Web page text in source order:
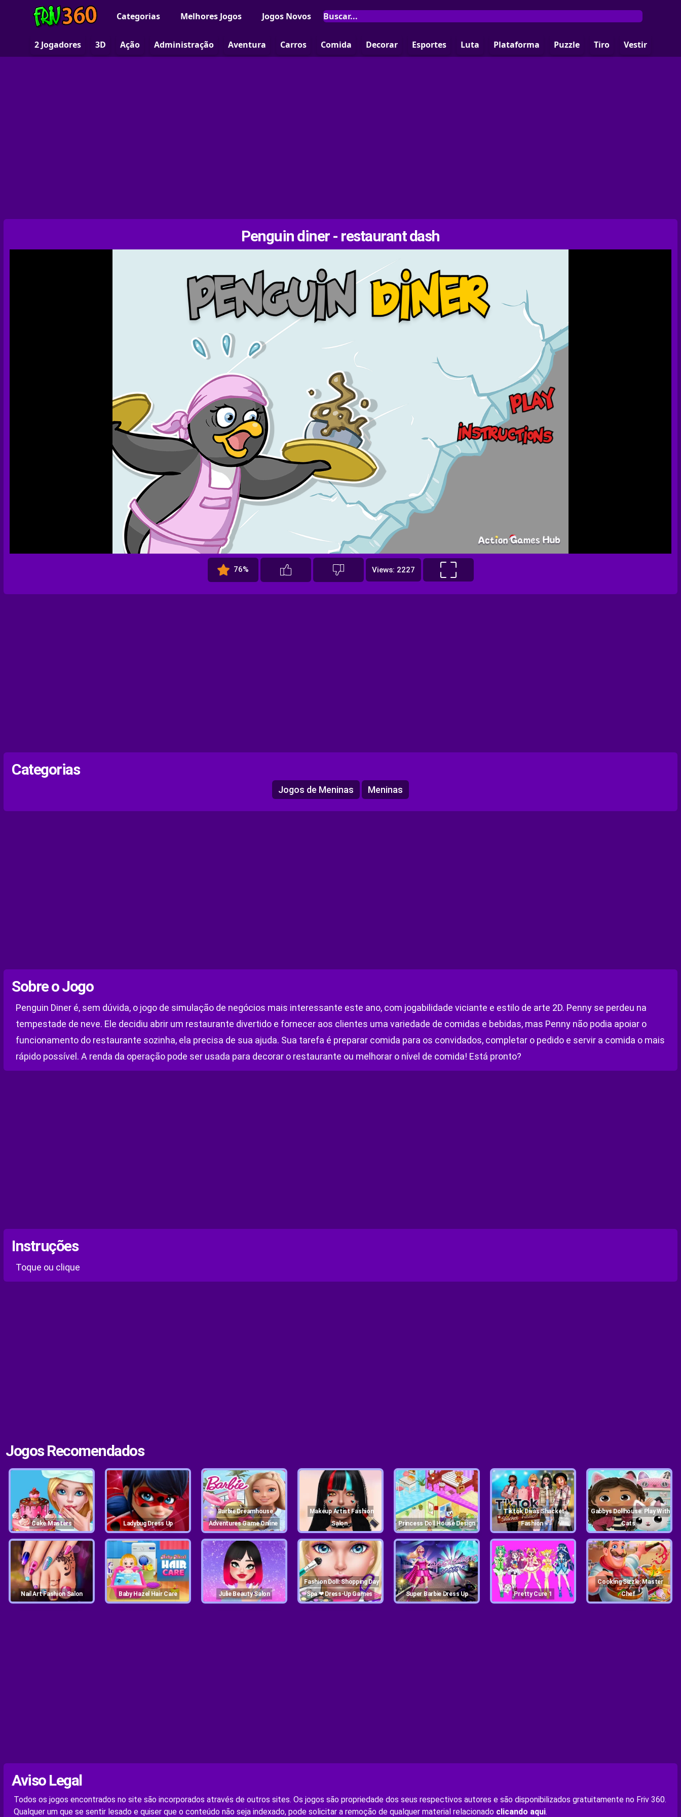
Categorias Melhores Jogos Jogos Novos
2 Jogadores 3D Ação Administração Aventura Carros Comida Decorar Esportes Luta Plataforma Puzzle Tiro Vestir
Penguin diner - restaurant dash
76% Views: 2227
Categorias
Jogos de Meninas Meninas
Sobre o Jogo
Penguin Diner é, sem dúvida, o jogo de simulação de negócios mais interessante este ano, com jogabilidade viciante e estilo de arte 2D. Penny se perdeu na
tempestade de neve. Ele decidiu abrir um restaurante divertido e fornecer aos clientes uma variedade de comidas e bebidas, mas Penny não podia apoiar o
funcionamento do restaurante sozinha, ela precisa de sua ajuda. Sua tarefa é preparar comida para os convidados, completar o pedido e servir a comida o mais
rápido possível. A renda da operação pode ser usada para decorar o restaurante ou melhorar o nível de comida! Está pronto?
Instruções
Toque ou clique
Jogos Recomendados
Cake Masters Ladybug Dress Up
Barbie Dreamhouse
Adventures Game Online
Makeup Artist Fashion
Salon
Princess Doll House Design
Tiktok Divas Shacket
Fashion
Gabbys Dollhouse: Play With
Cats
Nail Art Fashion Salon Baby Hazel Hair Care Julie Beauty Salon
Fashion Doll: Shopping Day
Spa ❤ Dress-Up Games
Super Barbie Dress Up Pretty Cure 1
Cooking Sizzle: Master
Chef
Aviso Legal
Todos os jogos encontrados no site são incorporados através de outros sites. Os jogos são propriedade dos seus respectivos autores e são disponibilizados gratuitamente no Friv 360.
Qualquer um que se sentir lesado e quiser que o conteúdo não seja indexado, pode solicitar a remoção de qualquer material relacionado clicando aqui.